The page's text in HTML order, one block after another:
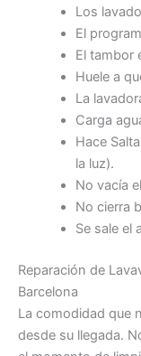
Los
El
El tambor
Huele a
La
Carga
Hace
la luz).
No vacía
No cierra
Se sale el
Reparación de
Barcelona
La comodidad que
desde su llegada.